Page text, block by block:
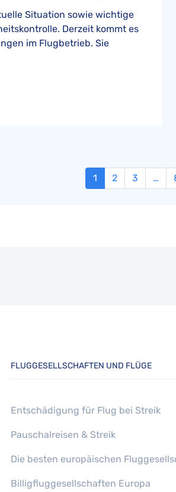
Situation sowie wichtige
Derzeit kommt es
im Flugbetrieb. Sie
1 2 3 …
FLUGGESELLSCHAFTEN UND FLÜGE
Entschädigung für Flug bei Streik
Pauschalreisen & Streik
Die besten europäischen
Billigfluggesellschaften Europa